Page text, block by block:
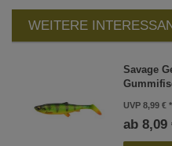
WEITERE
Savage
UVP 8,99 €
ab 8,09